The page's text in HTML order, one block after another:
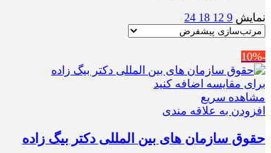
نمایش 9
12
18
24
-10%
برای مقایسه اضافه کنید
مشاهده سریع
افزودن به علاقه مندی
حقوق سازمان های بین المللی دکتر بیگ زاده